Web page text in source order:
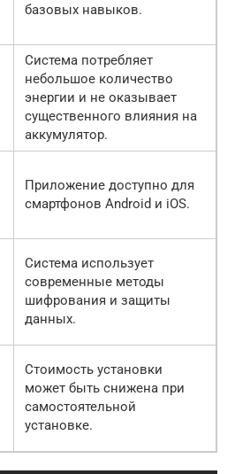
базовых навыков.
Система потребляет
небольшое количество
энергии и не оказывает
существенного влияния на
аккумулятор.
Приложение доступно для
смартфонов Android и iOS.
Система использует
современные методы
шифрования и защиты
данных.
Стоимость установки
может быть снижена при
самостоятельной
установке.